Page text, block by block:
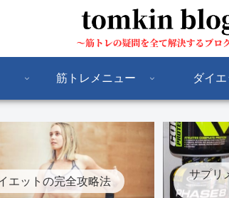
筋トレメニュー ダイエ
エットの完全攻略法
サプリ